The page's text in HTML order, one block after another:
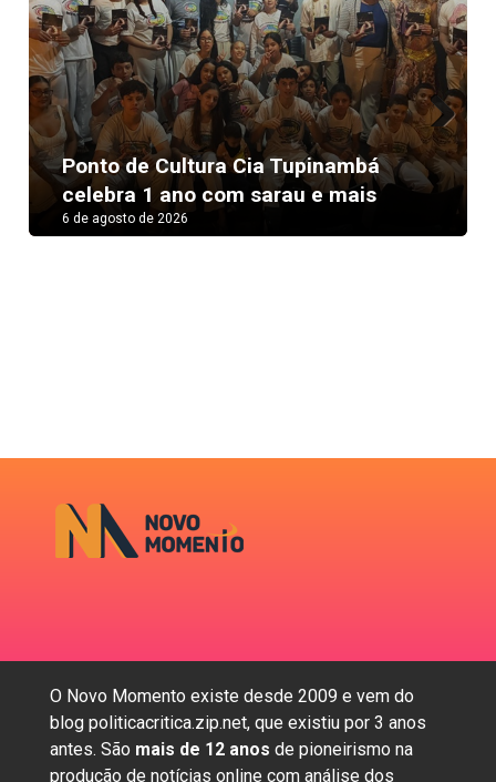
Ponto de Cultura Cia Tupinambá
celebra 1 ano com sarau e mais
6 de agosto de 2026
Next
O Novo Momento existe desde 2009 e vem do
blog politicacritica.zip.net, que existiu por 3 anos
antes. São mais de 12 anos de pioneirismo na
produção de notícias online com análise dos